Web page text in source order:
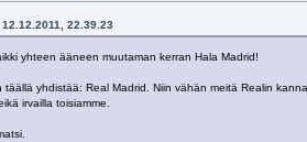
22.39.23
yhteen ääneen muutaman kerran Hala Madrid!
täällä yhdistää: Real Madrid. Niin vähän meitä Realin
irvailla toisiamme.